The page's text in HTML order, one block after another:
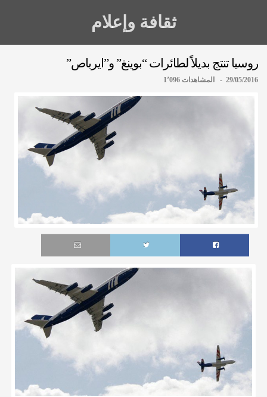
ثقافة وإعلام
روسيا تنتج بديلاً لطائرات “بوينغ” و”ايرباص”
29/05/2016 - المشاهدات 1٬096